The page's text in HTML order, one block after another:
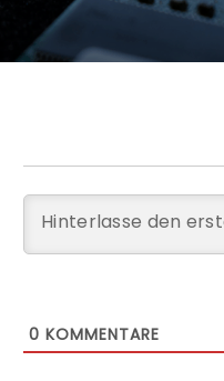
0 KOMMENTARE